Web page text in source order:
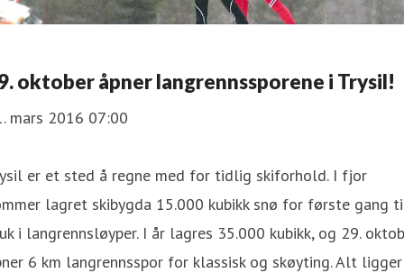
oktober åpner langrennssporene i ​Trysil!
mars 2016 07:00
er et sted å regne med for tidlig skiforhold. I fjor
lagret skibygda 15.000 kubikk snø for første gang
i langrennsløyper. I år lagres 35.000 kubikk, og 29.
6 km langrennsspor for klassisk og skøyting. Alt ligger